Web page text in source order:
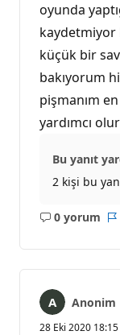
oyunda
kaydetmiyor
küçük bir
bakıyorum
pişmanım
yardımcı
Bu yanıt
2 kişi bu
0 yorum
Açıklama
Anonim
28 Eki 2020 18:15